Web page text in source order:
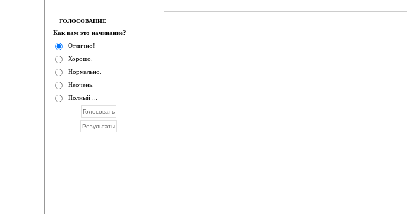
ГОЛОСОВАНИЕ
Как вам это начинание?
Отлично!
Хорошо.
Нормально.
Неочень.
Полный ...